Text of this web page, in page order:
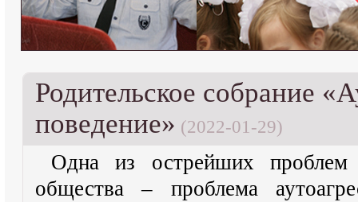
Родительское собрание
поведение» (2022-01-29)
Одна из острейших проблем
общества – проблема